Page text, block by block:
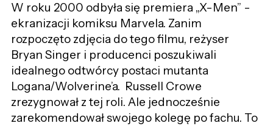
W roku 2000 odbyła się premiera „X-Men” -
ekranizacji komiksu Marvela. Zanim
rozpoczęto zdjęcia do tego filmu, reżyser
Bryan Singer i producenci poszukiwali
idealnego odtwórcy postaci mutanta
Logana/Wolverine’a. Russell Crowe
zrezygnował z tej roli. Ale jednocześnie
zarekomendował swojego kolegę po fachu. To